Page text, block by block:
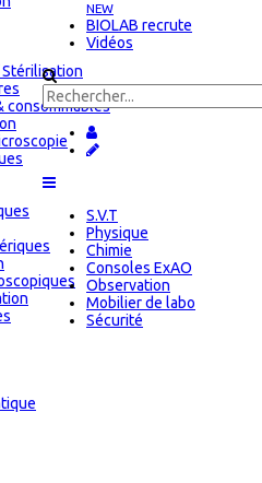
NEW
BIOLAB recrute
Vidéos
S.V.T
Physique
Chimie
Consoles ExAO
Observation
Mobilier de labo
Sécurité
consommables